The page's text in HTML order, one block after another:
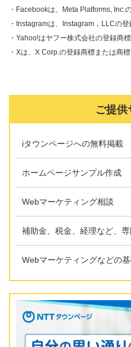
・Facebookは、Meta Platforms, Inc.
・Instagramは、Instagram，LLCの登
・Yahoo!はヤフー株式会社の登録商
・Xは、X Corp.の登録商標または商標
ご提供
iタウンページへの無料掲載
ホームページサンプル作成
Webマーケティング相談
補助金、税金、経理など、
Webマーケティングなどの